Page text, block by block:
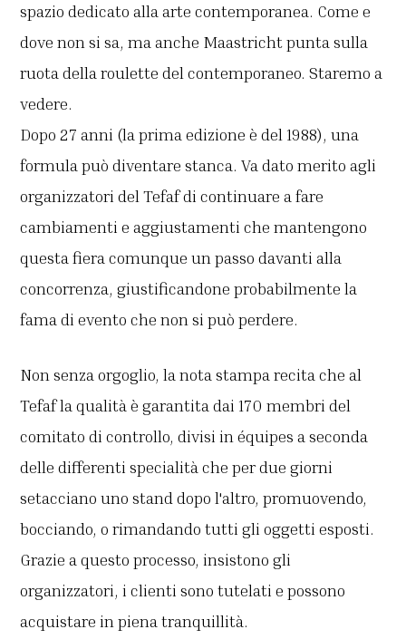
spazio dedicato alla arte contemporanea. Come e
dove non si sa, ma anche Maastricht punta sulla
ruota della roulette del contemporaneo. Staremo a
vedere.
Dopo 27 anni (la prima edizione è del 1988), una
formula può diventare stanca. Va dato merito agli
organizzatori del Tefaf di continuare a fare
cambiamenti e aggiustamenti che mantengono
questa fiera comunque un passo davanti alla
concorrenza, giustificandone probabilmente la
fama di evento che non si può perdere.
Non senza orgoglio, la nota stampa recita che al
Tefaf la qualità è garantita dai 170 membri del
comitato di controllo, divisi in équipes a seconda
delle differenti specialità che per due giorni
setacciano uno stand dopo l'altro, promuovendo,
bocciando, o rimandando tutti gli oggetti esposti.
Grazie a questo processo, insistono gli
organizzatori, i clienti sono tutelati e possono
acquistare in piena tranquillità.